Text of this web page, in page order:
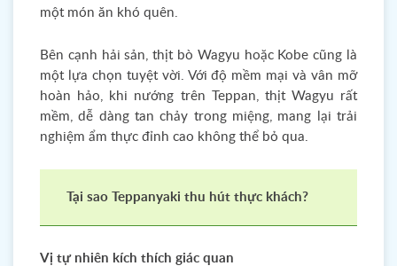
một món ăn khó quên.
Bên cạnh hải sản, thịt bò Wagyu hoặc Kobe cũng là
một lựa chọn tuyệt vời. Với độ mềm mại và vân mỡ
hoàn hảo, khi nướng trên Teppan, thịt Wagyu rất
mềm, dễ dàng tan chảy trong miệng, mang lại trải
nghiệm ẩm thực đỉnh cao không thể bỏ qua.
Tại sao Teppanyaki thu hút thực khách?
Vị tự nhiên kích thích giác quan